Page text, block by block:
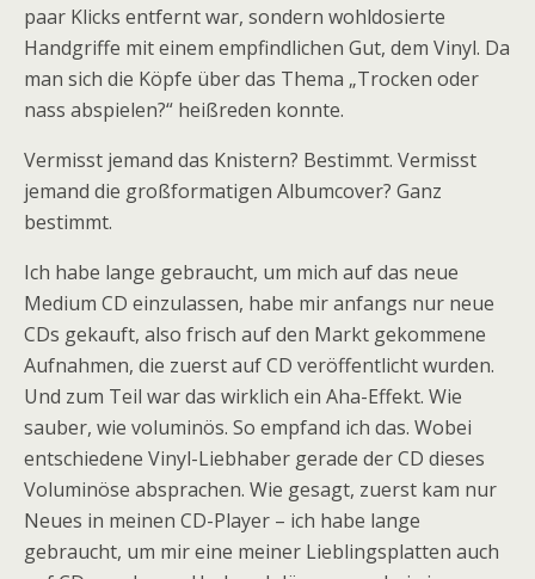
paar Klicks entfernt war, sondern wohldosierte
Handgriffe mit einem empfindlichen Gut, dem Vinyl. Da
man sich die Köpfe über das Thema „Trocken oder
nass abspielen?“ heißreden konnte.
Vermisst jemand das Knistern? Bestimmt. Vermisst
jemand die großformatigen Albumcover? Ganz
bestimmt.
Ich habe lange gebraucht, um mich auf das neue
Medium CD einzulassen, habe mir anfangs nur neue
CDs gekauft, also frisch auf den Markt gekommene
Aufnahmen, die zuerst auf CD veröffentlicht wurden.
Und zum Teil war das wirklich ein Aha-Effekt. Wie
sauber, wie voluminös. So empfand ich das. Wobei
entschiedene Vinyl-Liebhaber gerade der CD dieses
Voluminöse absprachen. Wie gesagt, zuerst kam nur
Neues in meinen CD-Player – ich habe lange
gebraucht, um mir eine meiner Lieblingsplatten auch